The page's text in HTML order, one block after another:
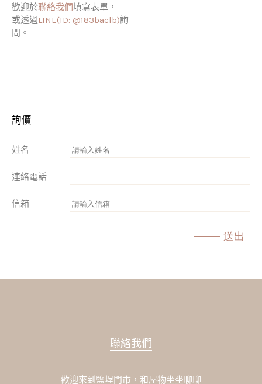
歡迎於聯絡我們填寫表單，
或透過LINE(ID: @183baclb)詢
問。
詢價
姓名
連絡電話
信箱
送出
聯絡我們
歡迎來到鹽埕門市，和屋物坐坐聊聊